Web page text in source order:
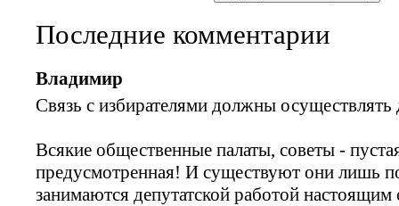
-
Последние комментарии
Владимир
Связь с избирателями должны осуществлять
Всякие общественные палаты, советы -
предусмотренная! И существуют они лишь
занимаются депутатской работой настоящим